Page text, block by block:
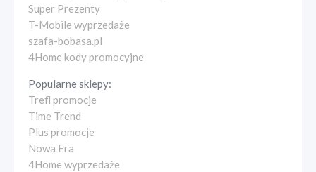
Super Prezenty
T-Mobile wyprzedaże
szafa-bobasa.pl
4Home kody promocyjne
Popularne sklepy:
Trefl promocje
Time Trend
Plus promocje
Nowa Era
4Home wyprzedaże